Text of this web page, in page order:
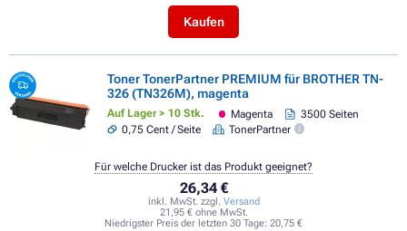
Kaufen
Toner TonerPartner PREMIUM für BROTHER TN-
326 (TN326M), magenta
Auf Lager > 10 Stk. Magenta
3500 Seiten
0,75 Cent / Seite
TonerPartner
26,34 €
inkl. MwSt. zzgl. Versand
21,95 € ohne MwSt.
Niedrigster Preis der letzten 30 Tage: 20,75 €
Für welche Drucker ist das Produkt geeignet?